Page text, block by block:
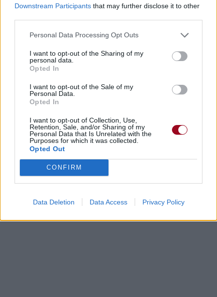
Downstream Participants that may further disclose it to other
Personal Data Processing Opt Outs
I want to opt-out of the Sharing of my
personal data.
Opted In
I want to opt-out of the Sale of my
Personal Data.
Opted In
I want to opt-out of Collection, Use,
Retention, Sale, and/or Sharing of my
Personal Data that Is Unrelated with the
Purposes for which it was collected.
Opted Out
CONFIRM
Data Deletion Data Access Privacy Policy